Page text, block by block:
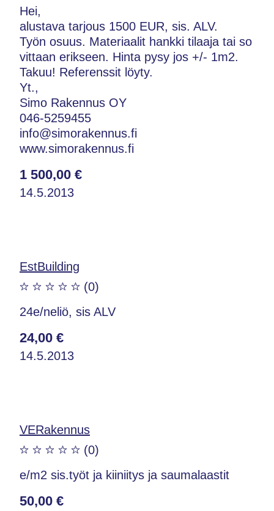
Hei,
alustava tarjous 1500 EUR, sis. ALV.
Työn osuus. Materiaalit hankki tilaaja tai so
vittaan erikseen. Hinta pysy jos +/- 1m2.
Takuu! Referenssit löyty.
Yt.,
Simo Rakennus OY
046-5259455
info@simorakennus.fi
www.simorakennus.fi
1 500,00 €
14.5.2013
EstBuilding
(0)
24e/neliö, sis ALV
24,00 €
14.5.2013
VERakennus
(0)
e/m2 sis.työt ja kiiniitys ja saumalaastit
50,00 €